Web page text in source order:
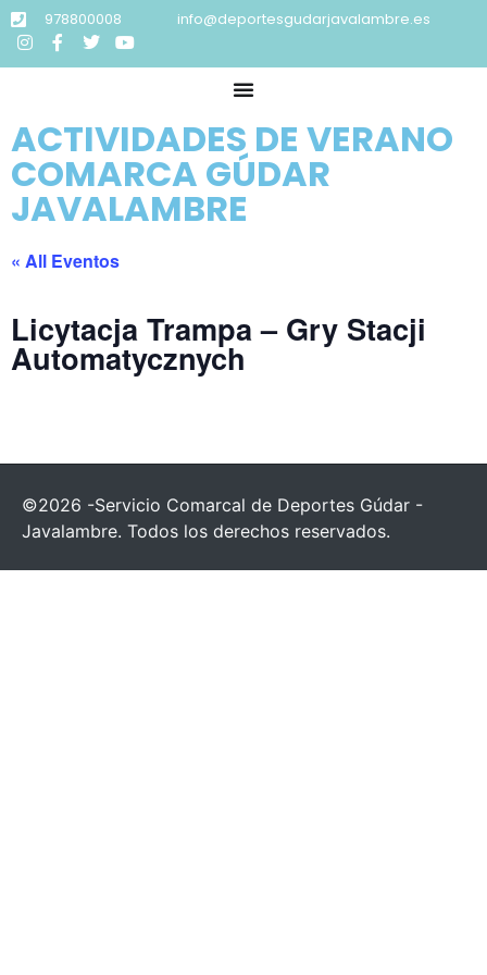
978800008 info@deportesgudarjavalambre.es
ACTIVIDADES DE VERANO
COMARCA GÚDAR
JAVALAMBRE
« All Eventos
Licytacja Trampa – Gry Stacji
Automatycznych
©2026 -Servicio Comarcal de Deportes Gúdar -
Javalambre. Todos los derechos reservados.